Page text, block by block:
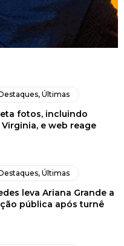
,Últimas
fotos, incluindo
e web reage
,Últimas
leva Ariana Grande a
pública após turnê